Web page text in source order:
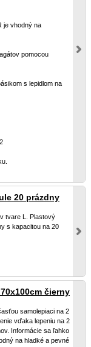
je vhodný na
pomocou
s lepidlom na
20 prázdny
tvare L. Plastový
s kapacitou na 20
čierny
samolepiaci na 2
vďaka lepeniu na 2
Informácie sa ľahko
na hladké a pevné